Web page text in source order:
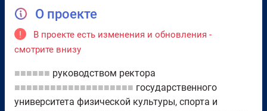
О проекте
!
В проекте есть изменения и обновления -
смотрите внизу
■■■■■■ руководством ректора
■■■■■■■■■■■■■■■■■■■■ государственного
университета физической культуры, спорта и